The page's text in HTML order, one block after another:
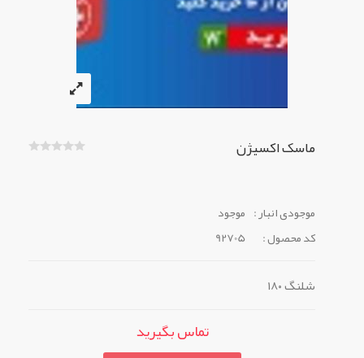
ماسک اکسیژن
موجودی انبار : موجود
کد محصول :
92705
شلنگ ۱۸۰
تماس بگیرید